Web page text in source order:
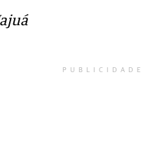
PUBLICIDADE